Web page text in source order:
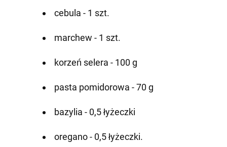
cebula - 1 szt.
marchew - 1 szt.
korzeń selera - 100 g
pasta pomidorowa - 70 g
bazylia - 0,5 łyżeczki
oregano - 0,5 łyżeczki.